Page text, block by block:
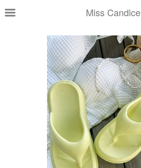
Miss Candice